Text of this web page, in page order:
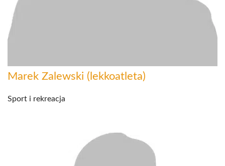
Marek Zalewski (lekkoatleta)
Sport i rekreacja